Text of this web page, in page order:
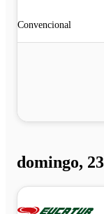
Convencional
domingo,